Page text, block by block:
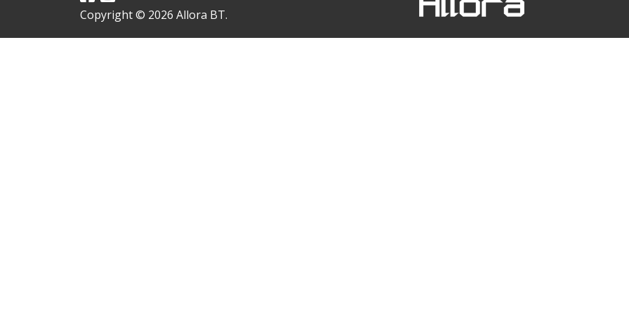
Copyright © 2026 Allora BT.